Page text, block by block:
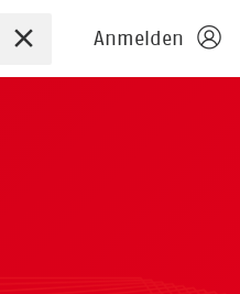
Sucheingabe zurücksetzen
Anmelden